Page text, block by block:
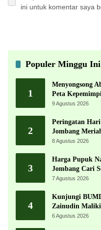
ini untuk komentar saya
Populer Minggu Ini
1
Menyongsong
Peta
Muktamar ke-35
9 Agustus 2026
2
Peringatan
Jombang
Karnaval Budaya
8 Agustus 2026
3
Harga Pupuk
Jombang Cari
7 Agustus 2026
4
Kunjungi
Zainudin
Ekonomi dengan
6 Agustus 2026